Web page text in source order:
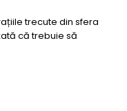
trecute din sfera
că trebuie să